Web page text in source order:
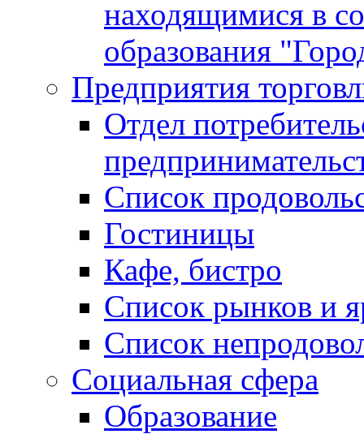
находящимися в
образования
Предприятия
Отдел
Список
Гостиницы
Кафе, бистро
Cписок рынков и
Список
Социальная сфера
Образование